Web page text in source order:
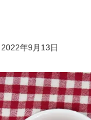
最
新
日
時
:
2022年9月13日